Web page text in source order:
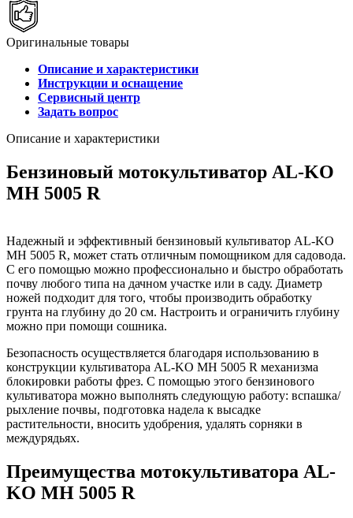
Оригинальные товары
Описание и характеристики
Инструкции и оснащение
Сервисный центр
Задать вопрос
Описание и характеристики
Бензиновый мотокультиватор AL-KO
MH 5005 R
Надежный и эффективный бензиновый культиватор AL-KO
MH 5005 R, может стать отличным помощником для садовода.
С его помощью можно профессионально и быстро обработать
почву любого типа на дачном участке или в саду. Диаметр
ножей подходит для того, чтобы производить обработку
грунта на глубину до 20 см. Настроить и ограничить глубину
можно при помощи сошника.
Безопасность осуществляется благодаря использованию в
конструкции культиватора AL-KO MH 5005 R механизма
блокировки работы фрез. С помощью этого бензинового
культиватора можно выполнять следующую работу: вспашка/
рыхление почвы, подготовка надела к высадке
растительности, вносить удобрения, удалять сорняки в
междурядьях.
Преимущества мотокультиватора AL-
KO MH 5005 R